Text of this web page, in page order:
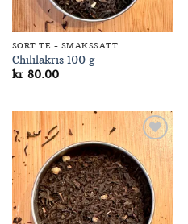
SORT TE - SMAKSSATT
Chililakris 100 g
kr80.00
Add to
Wishlist